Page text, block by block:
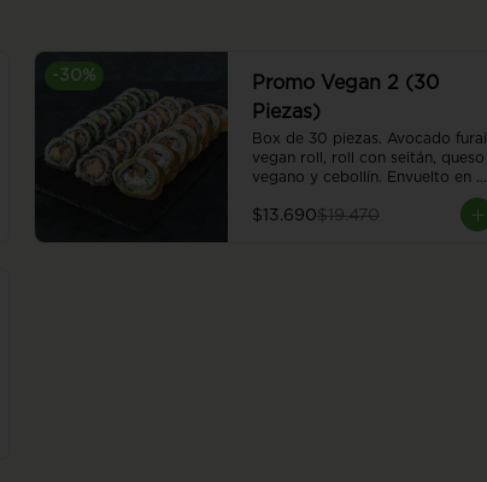
-30%
Promo Vegan 2 (30
Piezas)
Box de 30 piezas. Avocado furai
vegan roll, roll con seitán, queso
vegano y cebollín. Envuelto en
furai vegan roll, berenjena
$13.690$19.470